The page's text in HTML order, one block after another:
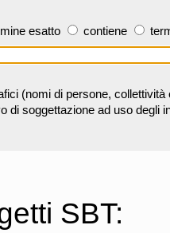
esatto contiene
(nomi di persone,
di soggettazione ad uso degli
SBT: